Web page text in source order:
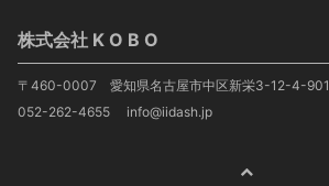
株式会社 K O B O
〒460-0007 愛知県名古屋市中区新栄3-12-4-901
052-262-4655 info@iidash.jp